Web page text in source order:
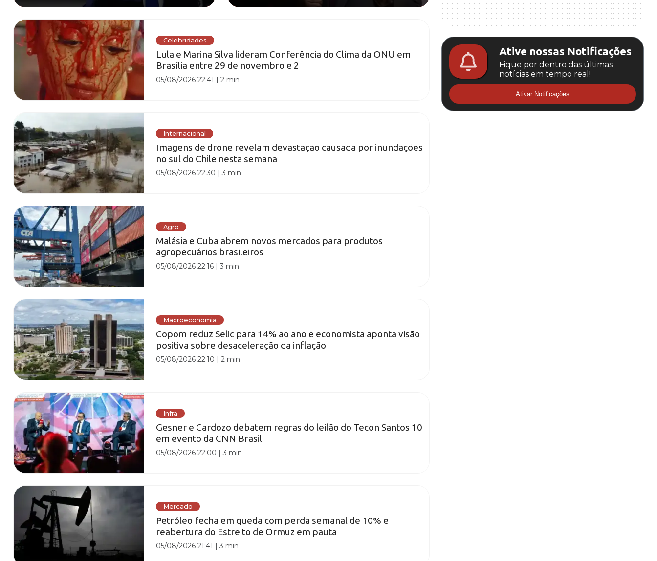
Celebridades
Lula e Marina Silva lideram Conferência do Clima da ONU em
Brasília entre 29 de novembro e 2
05/08/2026 22:41 |2 min
Internacional
Imagens de drone revelam devastação causada por inundações
no sul do Chile nesta semana
05/08/2026 22:30 |3 min
Agro
Malásia e Cuba abrem novos mercados para produtos
agropecuários brasileiros
05/08/2026 22:16 |3 min
Macroeconomia
Copom reduz Selic para 14% ao ano e economista aponta visão
positiva sobre desaceleração da inflação
05/08/2026 22:10 |2 min
Infra
Gesner e Cardozo debatem regras do leilão do Tecon Santos 10
em evento da CNN Brasil
05/08/2026 22:00 |3 min
Mercado
Petróleo fecha em queda com perda semanal de 10% e
reabertura do Estreito de Ormuz em pauta
05/08/2026 21:41 |3 min
Ative nossas Notificações
Fique por dentro das últimas
notícias em tempo real!
Ativar Notificações